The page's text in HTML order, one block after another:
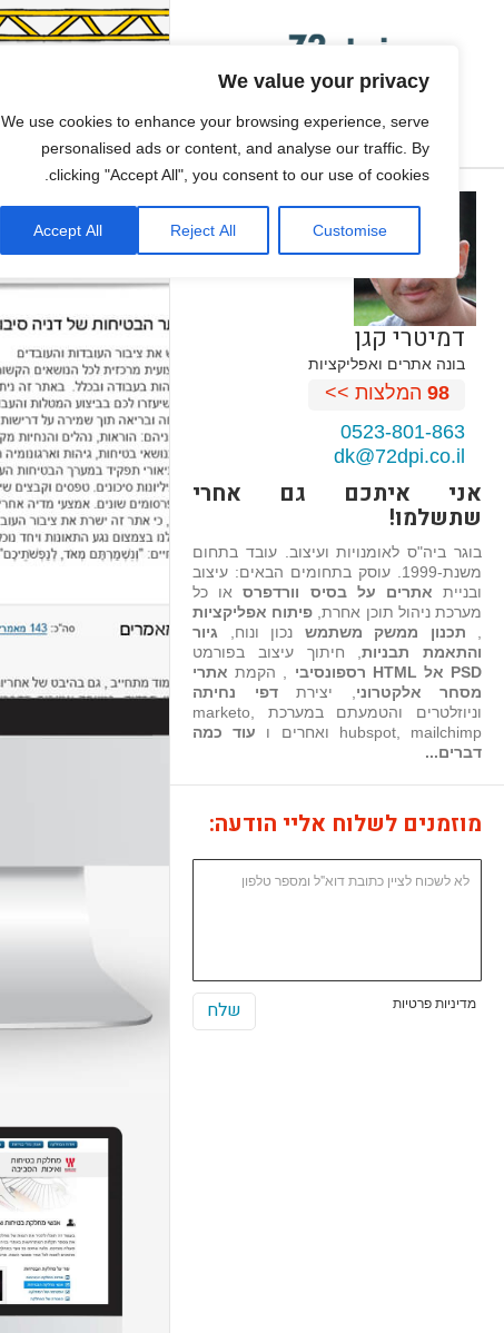
We value your privacy
We use cookies to enhance your browsing experience, serve
personalised ads or content, and analyse our traffic. By
clicking "Accept All", you consent to our use of cookies.
Customise
Reject All
Accept All
דמיטרי קגן
בונה אתרים ואפליקציות
98 המלצות >>
0523-801-863
dk@72dpi.co.il
אני איתכם גם אחרי
שתשלמו!
בוגר ביה"ס לאומנויות ועיצוב. עובד בתחום
משנת-1999. עוסק בתחומים הבאים: עיצוב
ובניית אתרים על בסיס וורדפרסאו כל
מערכת ניהול תוכן אחרת, פיתוח אפליקציות
תכנון ממשק משתמש נכון ונוח, גיור
והתאמת תבניות, חיתוך עיצוב בפורמט
PSD אל HTML רספונסיבי
, הקמת אתרי
מסחר אלקטרוני , יצירתדפי נחיתה
וניוזלטרים והטמעתם במערכת marketo,
hubspot, mailchimp ואחרים ו
עוד כמה
דברים...
מוזמנים לשלוח אליי הודעה:
מדיניות פרטיות